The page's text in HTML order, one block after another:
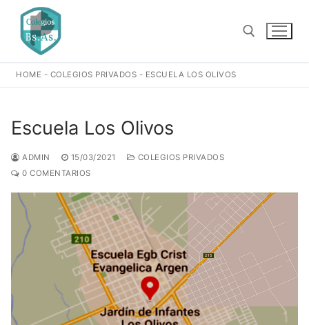
contenido
HOME - COLEGIOS PRIVADOS - ESCUELA LOS OLIVOS
Escuela Los Olivos
ADMIN 15/03/2021
COLEGIOS PRIVADOS
0 COMENTARIOS